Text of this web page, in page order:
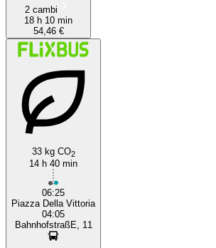
2 cambi
18 h 10 min
54,46 €
33 kg CO2
14 h 40 min
06:25
Piazza Della Vittoria
04:05
BahnhofstraßE, 11